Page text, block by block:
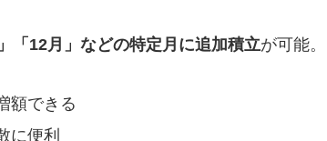
」「12月」などの特定月に追加積立が可能。
額できる
に便利